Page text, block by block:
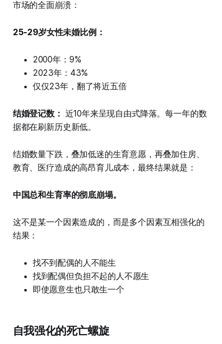
市场的全面崩溃：
25-29岁女性未婚比例：
2000年：9%
2023年：43%
仅仅23年，翻了将近五倍
结婚登记数： 近10年来呈现自由式降落。每一年的数
据都在刷新历史新低。
结婚数量下跌，叠加低迷的生育意愿，再叠加住房、
教育、医疗造成的高昂育儿成本，最终结果就是：
中国总和生育率的彻底崩塌。
这不是某一个因素造成的，而是多个因素互相强化的
结果：
找不到配偶的人不能生
找到配偶但负担不起的人不愿生
即使愿意生也只敢生一个
自我强化的死亡螺旋